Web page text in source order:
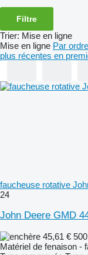
Filtre
Trier: Mise en ligne
Mise en ligne Par
plus récentes en
faucheuse rotative
24
John Deere GMD
45,61 €
Matériel de fenaison -